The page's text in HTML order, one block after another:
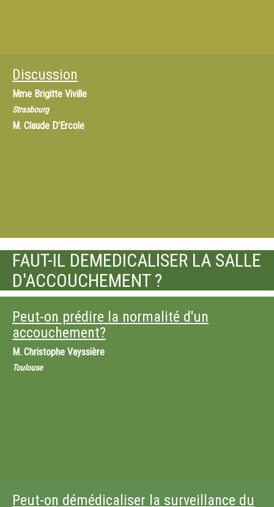
Discussion
Mme Brigitte Viville
Strasbourg
M. Claude D’Ercole
FAUT-IL DEMEDICALISER LA SALLE
D'ACCOUCHEMENT ?
Peut-on prédire la normalité d'un
accouchement?
M. Christophe Vayssière
Toulouse
Peut-on démédicaliser la surveillance du